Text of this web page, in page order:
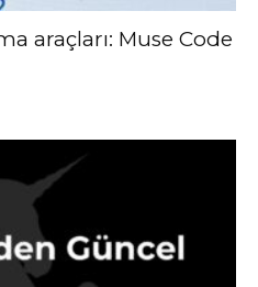
araçları: Muse Code